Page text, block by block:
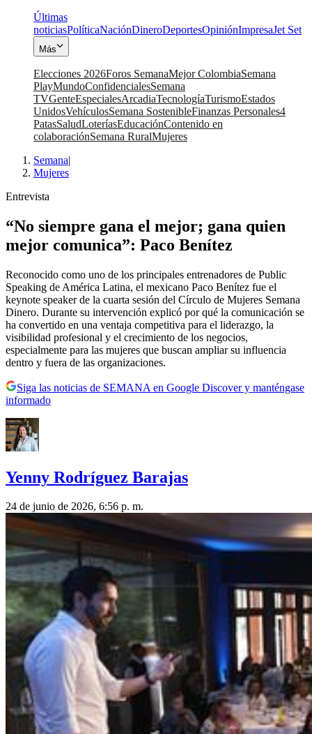
Últimas
noticiasPolíticaNaciónDineroDeportesOpiniónImpresaJet Set
Más
Elecciones 2026Foros SemanaMejor ColombiaSemana
PlayMundoConfidencialesSemana
TVGenteEspecialesArcadiaTecnologíaTurismoEstados
UnidosVehículosSemana SostenibleFinanzas Personales4
PatasSaludLoteríasEducaciónContenido en
colaboraciónSemana RuralMujeres
Semana|
Mujeres
Entrevista
“No siempre gana el mejor; gana quien
mejor comunica”: Paco Benítez
Reconocido como uno de los principales entrenadores de Public
Speaking de América Latina, el mexicano Paco Benítez fue el
keynote speaker de la cuarta sesión del Círculo de Mujeres Semana
Dinero. Durante su intervención explicó por qué la comunicación se
ha convertido en una ventaja competitiva para el liderazgo, la
visibilidad profesional y el crecimiento de los negocios,
especialmente para las mujeres que buscan ampliar su influencia
dentro y fuera de las organizaciones.
Siga las noticias de SEMANA en Google Discover y manténgase
informado
Yenny Rodríguez Barajas
24 de junio de 2026, 6:56 p. m.